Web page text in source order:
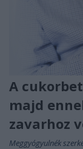
A
majd
zavarhoz
Meggyógyulnék